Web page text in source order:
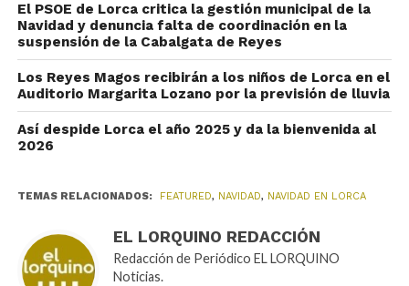
El PSOE de Lorca critica la gestión municipal de la
Navidad y denuncia falta de coordinación en la
suspensión de la Cabalgata de Reyes
Los Reyes Magos recibirán a los niños de Lorca en el
Auditorio Margarita Lozano por la previsión de lluvia
Así despide Lorca el año 2025 y da la bienvenida al
2026
TEMAS RELACIONADOS: FEATURED, NAVIDAD, NAVIDAD EN LORCA
EL LORQUINO REDACCIÓN
Redacción de Periódico EL LORQUINO
Noticias.